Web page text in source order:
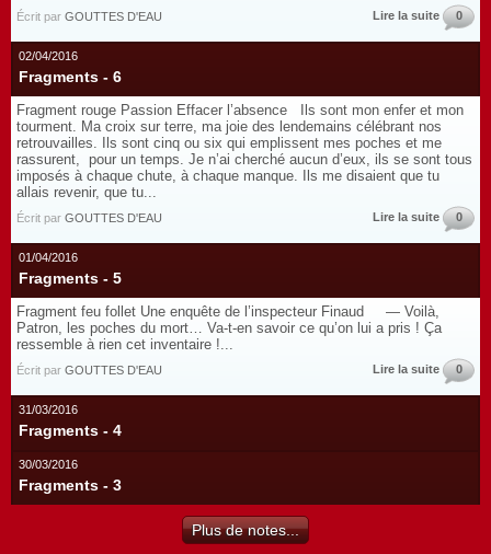
Écrit par GOUTTES D'EAU Lire la suite 0
02/04/2016
Fragments - 6
Fragment rouge Passion Effacer l’absence Ils sont mon enfer et mon
tourment. Ma croix sur terre, ma joie des lendemains célébrant nos
retrouvailles. Ils sont cinq ou six qui emplissent mes poches et me
rassurent, pour un temps. Je n’ai cherché aucun d’eux, ils se sont tous
imposés à chaque chute, à chaque manque. Ils me disaient que tu
allais revenir, que tu...
Écrit par GOUTTES D'EAU Lire la suite 0
01/04/2016
Fragments - 5
Fragment feu follet Une enquête de l’inspecteur Finaud — Voilà,
Patron, les poches du mort… Va-t-en savoir ce qu’on lui a pris ! Ça
ressemble à rien cet inventaire !...
Écrit par GOUTTES D'EAU Lire la suite 0
31/03/2016
Fragments - 4
30/03/2016
Fragments - 3
Plus de notes...